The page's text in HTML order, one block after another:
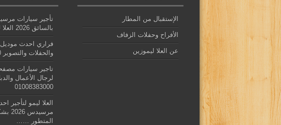
الإستقبال من المطار
الأفراح وحفلات الزفاف
عن العلا ليموزين
بالسائق 2026 العلا ليموزين
فراري احدث موديل
والحفلات والتصوير 01008383000
تاجير سيارات
لرجال الأعمال
01008383000
العلا ليمو لتأجير
المتطور ……